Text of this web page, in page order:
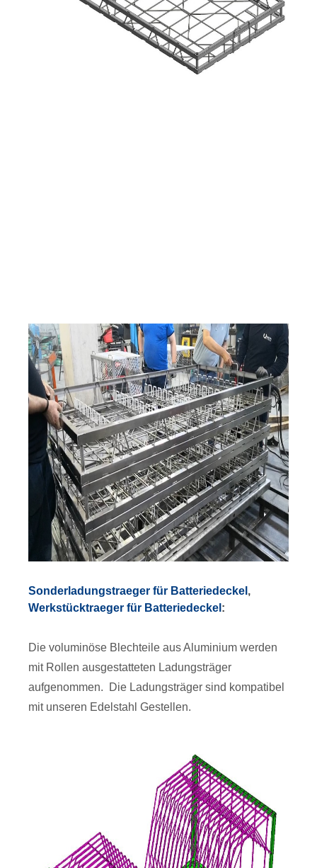
Sonderladungstraeger für Batteriedeckel ,
Werkstücktraeger für Batteriedeckel :
Die voluminöse Blechteile aus Aluminium werden
mit Rollen ausgestatteten Ladungsträger
aufgenommen. Die Ladungsträger sind kompatibel
mit unseren Edelstahl Gestellen.